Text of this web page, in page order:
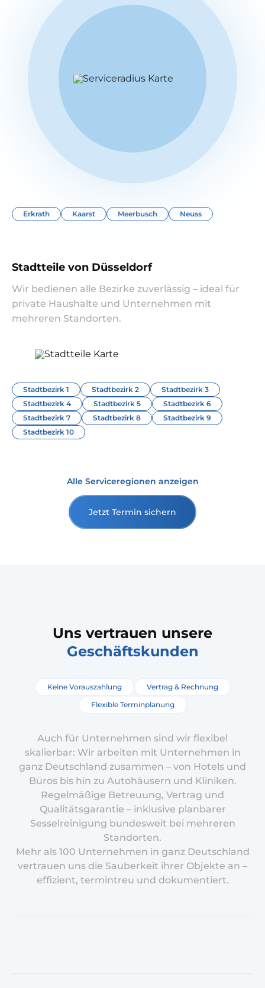
Erkrath Kaarst Meerbusch Neuss
Stadtteile von Düsseldorf
Wir bedienen alle Bezirke zuverlässig – ideal für
private Haushalte und Unternehmen mit
mehreren Standorten.
Stadtbezirk 1 Stadtbezirk 2
Stadtbezirk 3
Stadtbezirk 4
Stadtbezirk 5
Stadtbezirk 6
Stadtbezirk 7
Stadtbezirk 8
Stadtbezirk 9
Stadtbezirk 10
Alle Serviceregionen anzeigen
Jetzt Termin sichern
Uns vertrauen unsere
Geschäftskunden
Keine Vorauszahlung
Vertrag & Rechnung
Flexible Terminplanung
Auch für Unternehmen sind wir flexibel
skalierbar: Wir arbeiten mit Unternehmen in
ganz Deutschland zusammen – von Hotels und
Büros bis hin zu Autohäusern und Kliniken.
Regelmäßige Betreuung, Vertrag und
Qualitätsgarantie – inklusive planbarer
Sesselreinigung bundesweit bei mehreren
Standorten.
Mehr als 100 Unternehmen in ganz Deutschland
vertrauen uns die Sauberkeit ihrer Objekte an –
effizient, termintreu und dokumentiert.